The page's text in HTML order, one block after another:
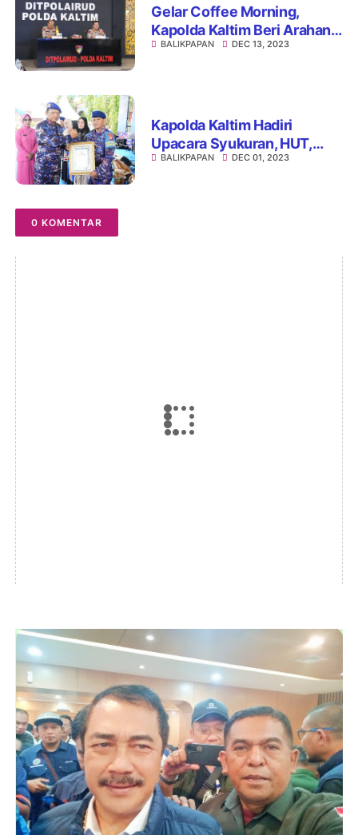
Gelar Coffee Morning,
Kapolda Kaltim Beri Arahan
Personel Dit Polairud
BALIKPAPAN DEC 13, 2023
Kapolda Kaltim Hadiri
Upacara Syukuran, HUT,
Polairud Ke- 73,.
BALIKPAPAN DEC 01, 2023
0 KOMENTAR